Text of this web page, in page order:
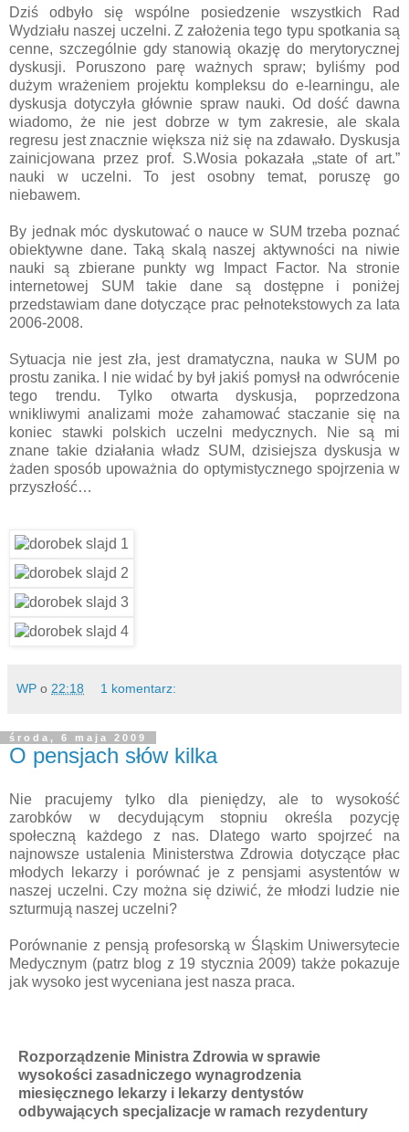
Dziś odbyło się wspólne posiedzenie wszystkich Rad
Wydziału naszej uczelni. Z założenia tego typu spotkania są
cenne, szczególnie gdy stanowią okazję do merytorycznej
dyskusji. Poruszono parę ważnych spraw; byliśmy pod
dużym wrażeniem projektu kompleksu do e-learningu, ale
dyskusja dotyczyła głównie spraw nauki. Od dość dawna
wiadomo, że nie jest dobrze w tym zakresie, ale skala
regresu jest znacznie większa niż się na zdawało. Dyskusja
zainicjowana przez prof. S.Wosia pokazała „state of art.”
nauki w uczelni. To jest osobny temat, poruszę go
niebawem.
By jednak móc dyskutować o nauce w SUM trzeba poznać
obiektywne dane. Taką skalą naszej aktywności na niwie
nauki są zbierane punkty wg Impact Factor. Na stronie
internetowej SUM takie dane są dostępne i poniżej
przedstawiam dane dotyczące prac pełnotekstowych za lata
2006-2008.
Sytuacja nie jest zła, jest dramatyczna, nauka w SUM po
prostu zanika. I nie widać by był jakiś pomysł na odwrócenie
tego trendu. Tylko otwarta dyskusja, poprzedzona
wnikliwymi analizami może zahamować staczanie się na
koniec stawki polskich uczelni medycznych. Nie są mi
znane takie działania władz SUM, dzisiejsza dyskusja w
żaden sposób upoważnia do optymistycznego spojrzenia w
przyszłość…
WP o 22:18 1 komentarz:
środa, 6 maja 2009
O pensjach słów kilka
Nie pracujemy tylko dla pieniędzy, ale to wysokość
zarobków w decydującym stopniu określa pozycję
społeczną każdego z nas. Dlatego warto spojrzeć na
najnowsze ustalenia Ministerstwa Zdrowia dotyczące płac
młodych lekarzy i porównać je z pensjami asystentów w
naszej uczelni. Czy można się dziwić, że młodzi ludzie nie
szturmują naszej uczelni?
Porównanie z pensją profesorską w Śląskim Uniwersytecie
Medycznym (patrz blog z 19 stycznia 2009) także pokazuje
jak wysoko jest wyceniana jest nasza praca.
Rozporządzenie Ministra Zdrowia w sprawie
wysokości zasadniczego wynagrodzenia
miesięcznego lekarzy i lekarzy dentystów
odbywających specjalizacje w ramach rezydentury